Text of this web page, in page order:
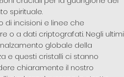
spirituale.
di incisioni e linee che
o a dati criptografati. Negli ultimi
globale della
e questi cristalli ci stanno
chiaramente il nostro